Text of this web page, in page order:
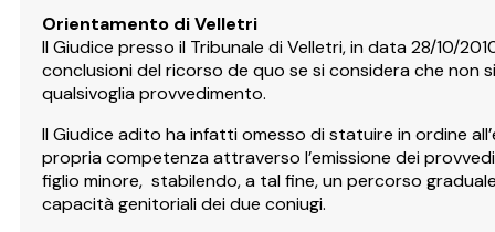
Orientamento di Velletri
Il Giudice presso il Tribunale di Velletri, in data 28/10/
conclusioni del ricorso de quo se si considera che non
qualsivoglia provvedimento.
Il Giudice adito ha infatti omesso di statuire in ordine
propria competenza attraverso l’emissione dei
figlio minore, stabilendo, a tal fine, un percorso
capacità genitoriali dei due coniugi.